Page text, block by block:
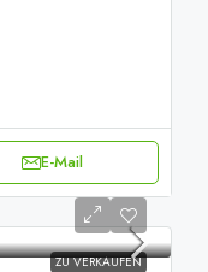
E-Mail
ZU VERKAUFEN